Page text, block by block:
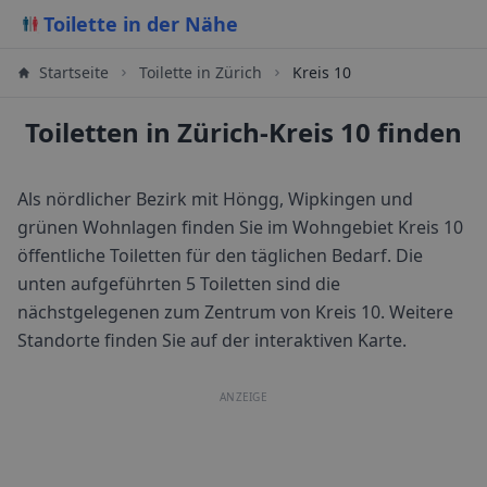
Toilette in der Nähe
Startseite Toilette in Zürich Kreis 10
Toiletten in Zürich-Kreis 10 finden
Als nördlicher Bezirk mit Höngg, Wipkingen und
grünen Wohnlagen finden Sie im Wohngebiet Kreis 10
öffentliche Toiletten für den täglichen Bedarf. Die
unten aufgeführten 5 Toiletten sind die
nächstgelegenen zum Zentrum von Kreis 10. Weitere
Standorte finden Sie auf der interaktiven Karte.
ANZEIGE